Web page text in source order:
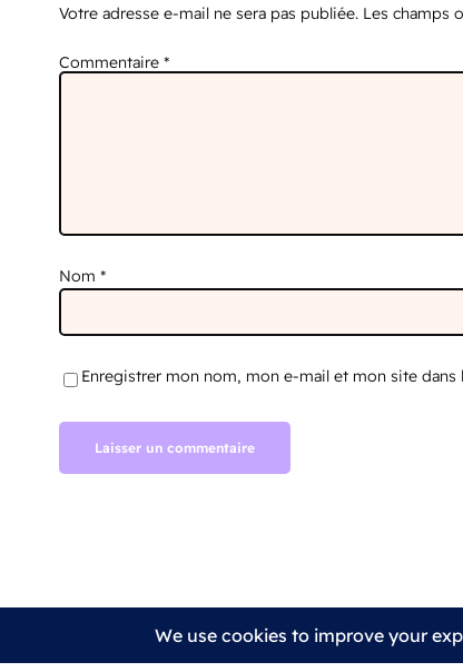
Votre adresse e-mail ne sera pas publiée. Les champs
Commentaire *
Nom *
Enregistrer mon nom, mon e-mail et mon site